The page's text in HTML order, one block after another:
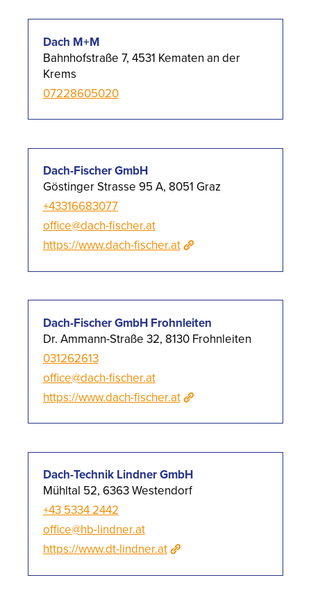
Dach M+M
Bahnhofstraße 7, 4531 Kematen an der
Krems
07228605020
Dach-Fischer GmbH
Göstinger Strasse 95 A, 8051 Graz
+43316683077
office@dach-fischer.at
https://www.dach-fischer.at
Dach-Fischer GmbH Frohnleiten
Dr. Ammann-Straße 32, 8130 Frohnleiten
031262613
office@dach-fischer.at
https://www.dach-fischer.at
Dach-Technik Lindner GmbH
Mühltal 52, 6363 Westendorf
+43 5334 2442
office@hb-lindner.at
https://www.dt-lindner.at